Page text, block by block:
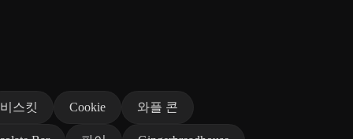
비스킷 Cookie 와플 콘